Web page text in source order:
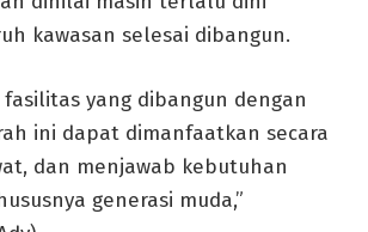
kawasan selesai dibangun.
fasilitas yang dibangun dengan
ini dapat dimanfaatkan secara
dan menjawab kebutuhan
generasi muda,”